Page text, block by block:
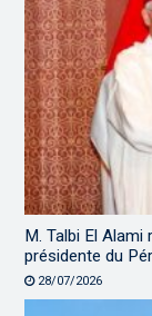
M. Talbi El
présidente du
28/07/2026